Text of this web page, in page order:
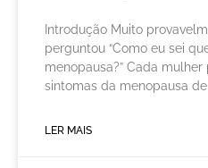
Introdução Muito
perguntou “Como eu sei
menopausa?” Cada
sintomas da menopausa
LER MAIS